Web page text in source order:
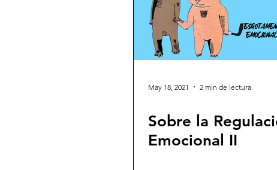
May 18, 2021 2 min de lectura
Sobre la
Emocional II